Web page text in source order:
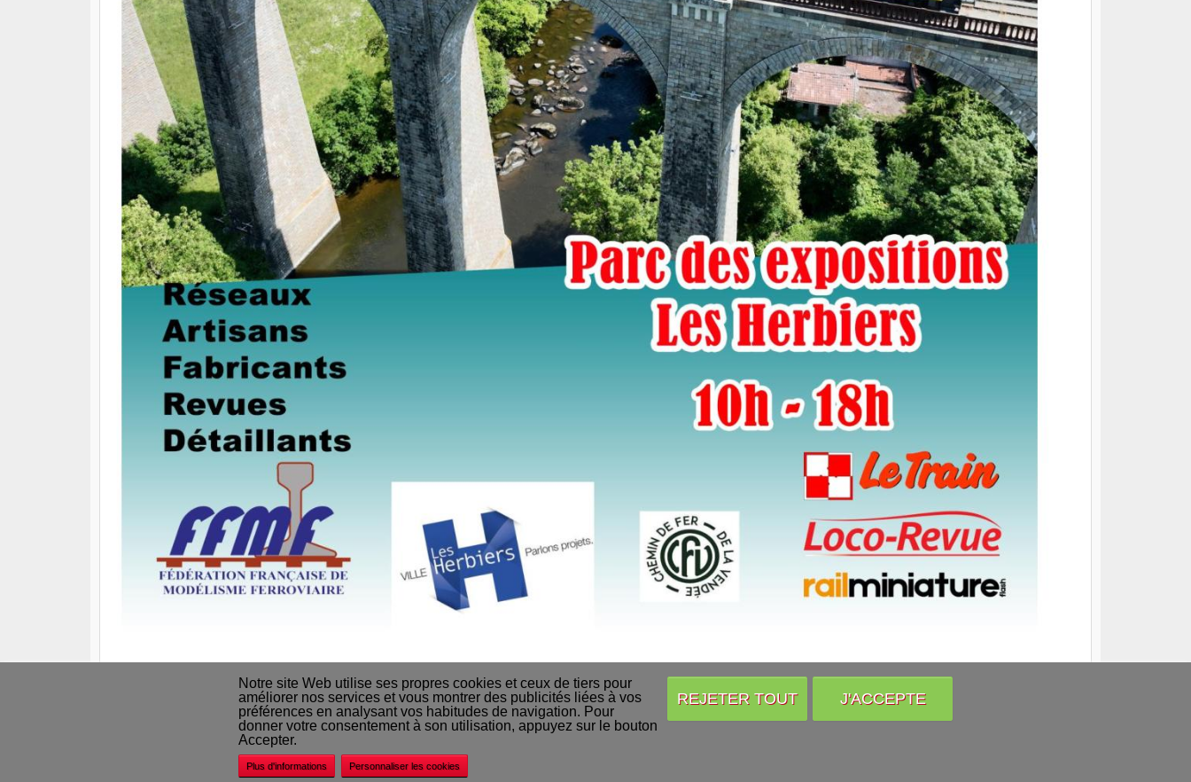
Nos revendeurs Accueil Conditions Générales de Vente
Notre site Web utilise ses propres cookies et ceux de tiers pour
améliorer nos services et vous montrer des publicités liées à vos
préférences en analysant vos habitudes de navigation. Pour
donner votre consentement à son utilisation, appuyez sur le bouton
Accepter.
Plus d'informations Personnaliser les cookies
REJETER TOUT J'ACCEPTE